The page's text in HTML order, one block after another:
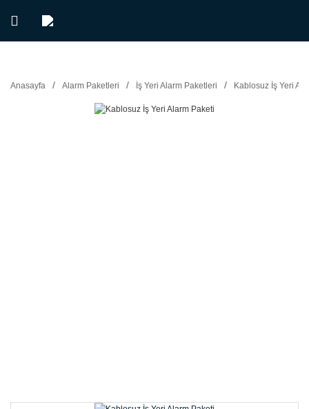
Anasayfa Alarm Paketleri İş Yeri Alarm Paketleri Kablosuz İş Yeri